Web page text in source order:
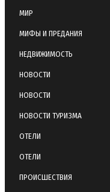
МИР
МИФЫ И ПРЕДАНИЯ
НЕДВИЖИМОСТЬ
НОВОСТИ
НОВОСТИ
НОВОСТИ ТУРИЗМА
ОТЕЛИ
ОТЕЛИ
ПРОИСШЕСТВИЯ